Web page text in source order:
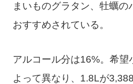
まいものグラタン、牡蠣の
おすすめされている。
アルコール分は16%。希望
よって異なり、1.8Lが